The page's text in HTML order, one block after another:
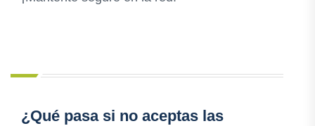
¿Qué pasa si no aceptas las